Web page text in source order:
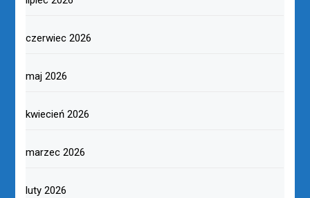
czerwiec 2026
maj 2026
kwiecień 2026
marzec 2026
luty 2026